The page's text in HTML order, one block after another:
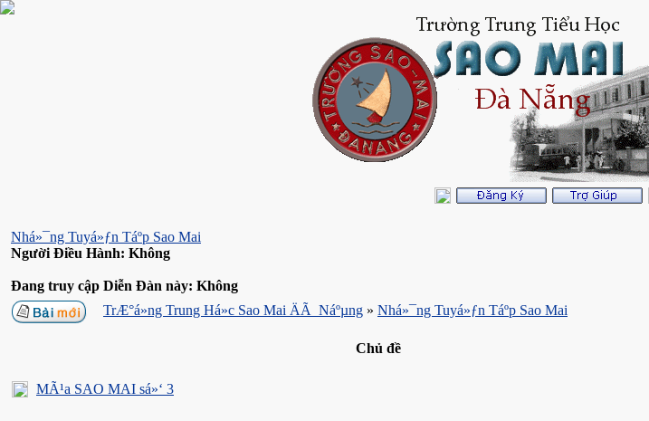
Nhá»¯ng Tuyá»ƒn Táº­p Sao Mai
Người Điều Hành: Không
Đang truy cập Diễn Đàn này: Không
TrÆ°á»ng Trung Há»c Sao Mai ÄÃ Náºµng » Nhá»¯ng Tuyá»ƒn Táº­p Sao Mai
Chủ đề
MÃ¹a SAO MAI sá»‘ 3